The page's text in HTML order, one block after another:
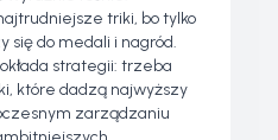
triki, bo tylko
się do medali i nagród.
strategii: trzeba
które dadzą najwyższy
zarządzaniu